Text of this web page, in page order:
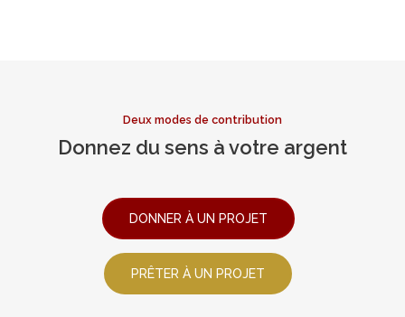
Deux modes de contribution
Donnez du sens à votre argent
DONNER À UN PROJET
PRÊTER À UN PROJET